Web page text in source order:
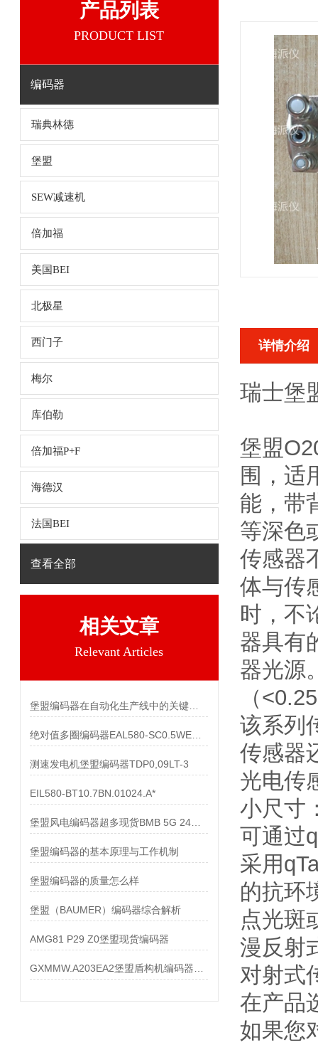
产品列表
PRODUCT LIST
编码器
瑞典林德
堡盟
SEW减速机
倍加福
美国BEI
北极星
西门子
梅尔
库伯勒
倍加福P+F
海德汉
法国BEI
查看全部
相关文章
Relevant Articles
测速发电机堡盟编码器TDP0,09LT-3
EIL580-BT10.7BN.01024.A*
堡盟编码器的基本原理与工作机制
堡盟编码器的质量怎么样
堡盟（BAUMER）编码器综合解析
AMG81 P29 Z0堡盟现货编码器
详情介绍
瑞士堡
堡盟
围，适
能，带
等深色
传感器
体与传
时，不
器具有
器光源
（
该系列
传感器
光电传
小尺寸
可通过
采用
的抗环
点光斑
漫反射
对射式
在产品
如果您